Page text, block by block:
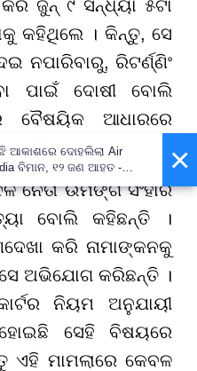
ଜୁନ୍ ୯ ସନ୍ଧ୍ୟା ୫ଟା
କହିଥିଲେ । କିନ୍ତୁ, ସେ
ନପାରିବାରୁ, ରିଟର୍ଣ୍ଣିଂ
ପାଇଁ ଦୋଷୀ ବୋଲି
ବୈଷୟିକ ଆଧାରରେ
କରିଦେଲେ ।
ନେତା ଉମଙ୍ଗ ସିଂହାର
ବୋଲି କହିଛନ୍ତି ।
କରି ନାମାଙ୍କନକୁ
ଅଭିଯୋଗ କରିଛନ୍ତି ।
ନିୟମ ଅନୁଯାୟୀ
ସେହି ବିଷୟରେ
ଏହି ମାମଲାରେ କେବଳ
×
ଆକାଶରେ ଦୋହଲିଲା Air
ବିମାନ, ୧୨ ଜଣ ଆହତ -